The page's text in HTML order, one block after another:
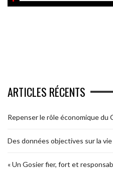
ARTICLES RÉCENTS
Repenser le rôle économique du
Des données objectives sur la
« Un Gosier fier, fort et